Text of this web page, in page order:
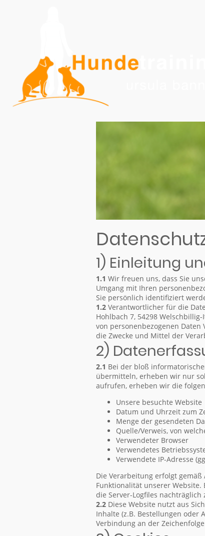
1) Einleitung
1.1 Wir freuen uns, dass Sie
Umgang mit Ihren
Sie persönlich identifiziert
1.2 Verantwortlicher für die
Hohlbach 7, 54298
von personenbezogenen
die Zwecke und Mittel der
2)
2.1 Bei der bloß
übermitteln, erheben wir nur
aufrufen, erheben wir die
Unsere besuchte Website
Datum und Uhrzeit zum
Menge der gesendeten
Quelle/Verweis, von
Verwendeter Browser
Verwendetes
Verwendete IP-Adresse
Die Verarbeitung erfolgt
Funktionalität unserer
die Server-Logfiles
2.2 Diese Website nutzt aus
Inhalte (z.B. Bestellungen oder
Verbindung an der